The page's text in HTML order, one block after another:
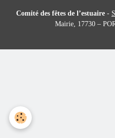
Comité des fêtes de l’estuaire -
Mairie, 17730 –